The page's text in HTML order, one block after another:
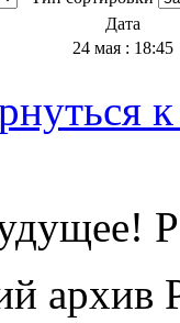
Дата
24 мая : 18:45